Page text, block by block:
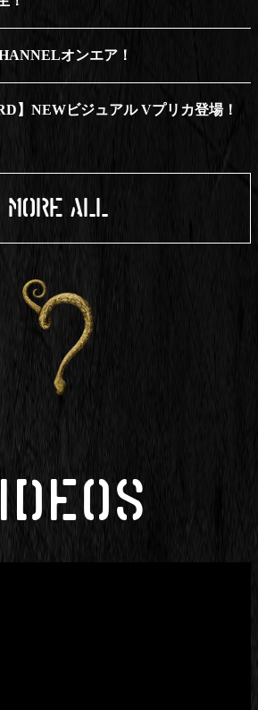
オンエア！
】NEWビジュアル Vプリカ登場！
MORE ALL